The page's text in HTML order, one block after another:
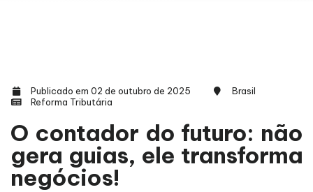
Publicado em 02 de outubro de 2025
Brasil
Reforma Tributária
O contador do futuro: não
gera guias, ele transforma
negócios!